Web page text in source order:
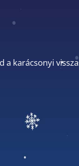
karácsonyi